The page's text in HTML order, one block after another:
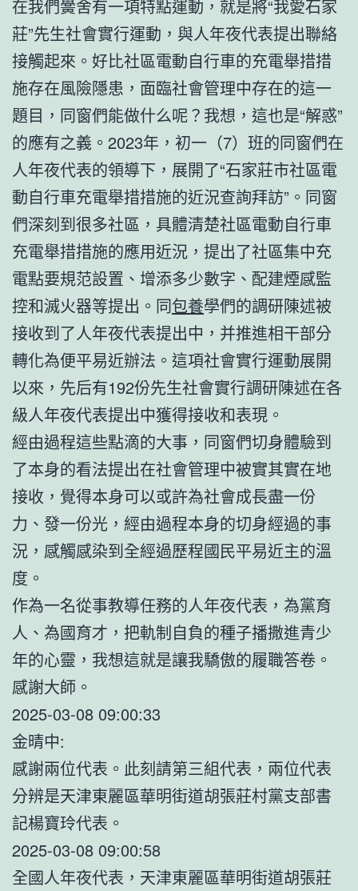
在我們黌舍有一項特點運動，就是將“我愛石家
莊”先生社會實行運動，與人年夜代表提出聯絡
接觸起來。好比社區電動自行車的充電舉措措
施存在風險隱患，面臨社會管理中存在的這一
題目，同窗們能做什么呢？我想，這也是“解惑”
的應有之義。2023年，初一（7）班的同窗們在
人年夜代表的領導下，展開了“石家莊市社區電
動自行車充電舉措措施的近況查詢拜訪”。同窗
們深刻到很多社區，具體清楚社區電動自行車
充電舉措措施的應用近況，提出了社區集中充
電點要規范設置、增添多少數字、配建煙感監
控和滅火器等提出。同包養學們的調研陳述被
接收到了人年夜代表提出中，并推進相干部分
轉化為便平易近辦法。這項社會實行運動展開
以來，先后有192份先生社會實行調研陳述在各
級人年夜代表提出中獲得接收和表現。
經由過程這些點滴的大事，同窗們切身體驗到
了本身的看法提出在社會管理中被實其實在地
接收，覺得本身可以或許為社會成長盡一份
力、發一份光，經由過程本身的切身經過的事
況，感觸感染到全經過歷程國民平易近主的溫
度。
作為一名從事教導任務的人年夜代表，為黨育
人、為國育才，把軌制自負的種子播撒進青少
年的心靈，我想這就是讓我驕傲的履職答卷。
感謝大師。
2025-03-08 09:00:33
金晴中:
感謝兩位代表。此刻請第三組代表，兩位代表
分辨是天津東麗區華明街道胡張莊村黨支部書
記楊寶玲代表。
2025-03-08 09:00:58
全國人年夜代表，天津東麗區華明街道胡張莊